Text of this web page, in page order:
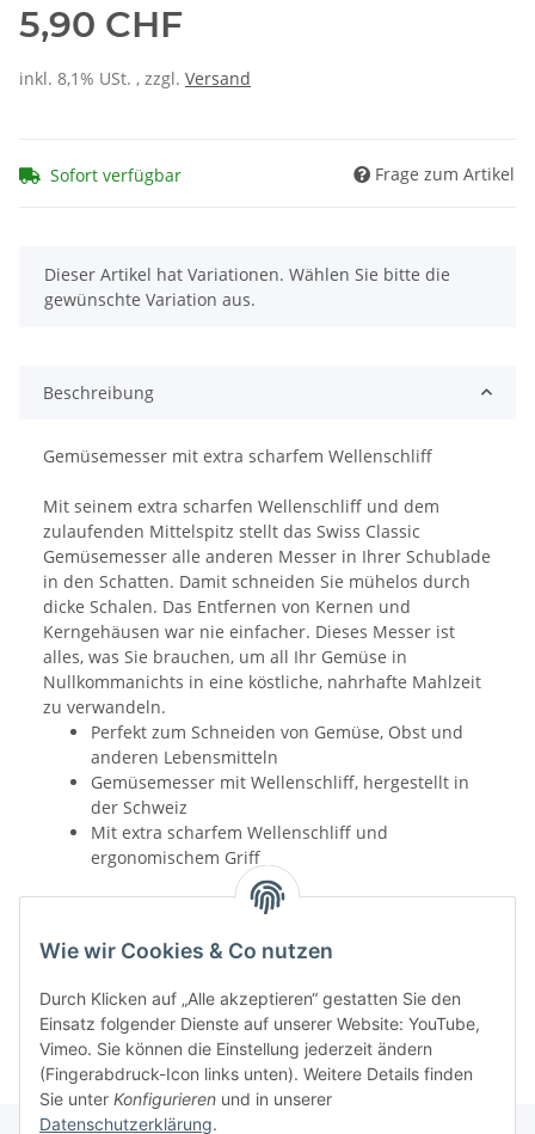
5,90 CHF
inkl. 8,1% USt. , zzgl. Versand
Sofort verfügbar Frage zum Artikel
x
Dieser Artikel hat Variationen. Wählen Sie bitte die
gewünschte Variation aus.
Beschreibung
Gemüsemesser mit extra scharfem Wellenschliff
Mit seinem extra scharfen Wellenschliff und dem
zulaufenden Mittelspitz stellt das Swiss Classic
Gemüsemesser alle anderen Messer in Ihrer Schublade
in den Schatten. Damit schneiden Sie mühelos durch
dicke Schalen. Das Entfernen von Kernen und
Kerngehäusen war nie einfacher. Dieses Messer ist
alles, was Sie brauchen, um all Ihr Gemüse in
Nullkommanichts in eine köstliche, nahrhafte Mahlzeit
zu verwandeln.
Perfekt zum Schneiden von Gemüse, Obst und
anderen Lebensmitteln
Gemüsemesser mit Wellenschliff, hergestellt in
der Schweiz
Mit extra scharfem Wellenschliff und
ergonomischem Griff
Wie wir Cookies & Co nutzen
Durch Klicken auf „Alle akzeptieren“ gestatten Sie den
Einsatz folgender Dienste auf unserer Website: YouTube,
Vimeo. Sie können die Einstellung jederzeit ändern
(Fingerabdruck-Icon links unten). Weitere Details finden
Sie unter Konfigurieren und in unserer
Datenschutzerklärung.